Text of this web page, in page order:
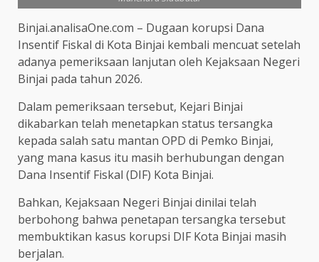
Binjai.analisaOne.com – Dugaan korupsi Dana
Insentif Fiskal di Kota Binjai kembali mencuat setelah
adanya pemeriksaan lanjutan oleh Kejaksaan Negeri
Binjai pada tahun 2026.
Dalam pemeriksaan tersebut, Kejari Binjai
dikabarkan telah menetapkan status tersangka
kepada salah satu mantan OPD di Pemko Binjai,
yang mana kasus itu masih berhubungan dengan
Dana Insentif Fiskal (DIF) Kota Binjai.
Bahkan, Kejaksaan Negeri Binjai dinilai telah
berbohong bahwa penetapan tersangka tersebut
membuktikan kasus korupsi DIF Kota Binjai masih
berjalan.